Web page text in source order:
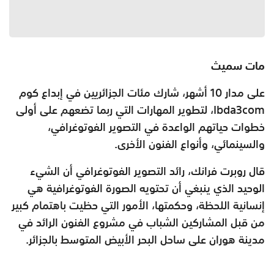
مات سميث
على مدار 10 أشهر، شارك مئات الجزائريين في إبداع كوم
Ibda3com، لتطوير المهارات التي ربما تضعهم على أولى
خطوات حياتهم الواعدة في التصوير الفوتوغرافي،
والسينمائي، وأنواع الفنون الأخرى.
قال روبرت فرانك، رائد التصوير الفوتوغرافي أن الشيء
الوحيد الذي ينبغي أن تحتويه الصورة الفوتوغرافية هي
إنسانية اللحظة، وحكمتها، الأمور التي حظيت باهتمام كبير
من قبل المشاركين الشباب في مشروع الفنون الرائد في
مدينة هوران على ساحل البحر الأبيض المتوسط بالجزائر.